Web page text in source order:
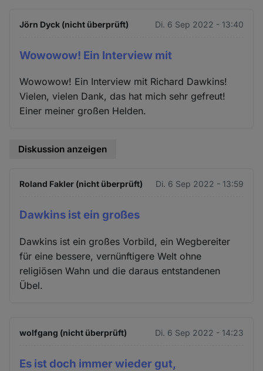
Jörn Dyck (nicht überprüft) Di. 6 Sep 2022 - 13:40
Wowowow! Ein Interview mit
Wowowow! Ein Interview mit Richard Dawkins!
Vielen, vielen Dank, das hat mich sehr gefreut!
Einer meiner großen Helden.
Diskussion anzeigen
Roland Fakler (nicht überprüft) Di. 6 Sep 2022 - 13:59
Dawkins ist ein großes
Dawkins ist ein großes Vorbild, ein Wegbereiter
für eine bessere, vernünftigere Welt ohne
religiösen Wahn und die daraus entstandenen
Übel.
wolfgang (nicht überprüft) Di. 6 Sep 2022 - 14:23
Es ist doch immer wieder gut,